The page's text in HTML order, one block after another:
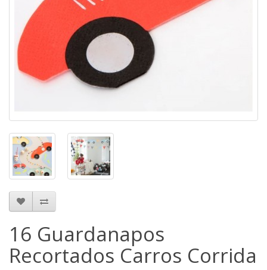
16 Guardanapos
Recortados Carros Corrida